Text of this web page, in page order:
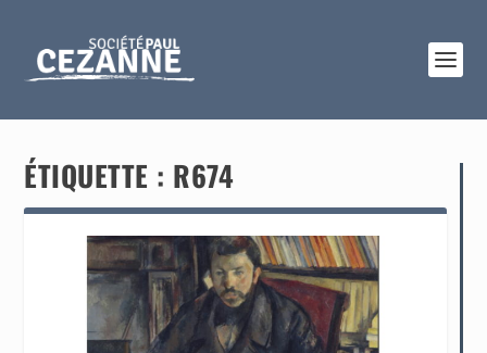
ÉTIQUETTE : R674